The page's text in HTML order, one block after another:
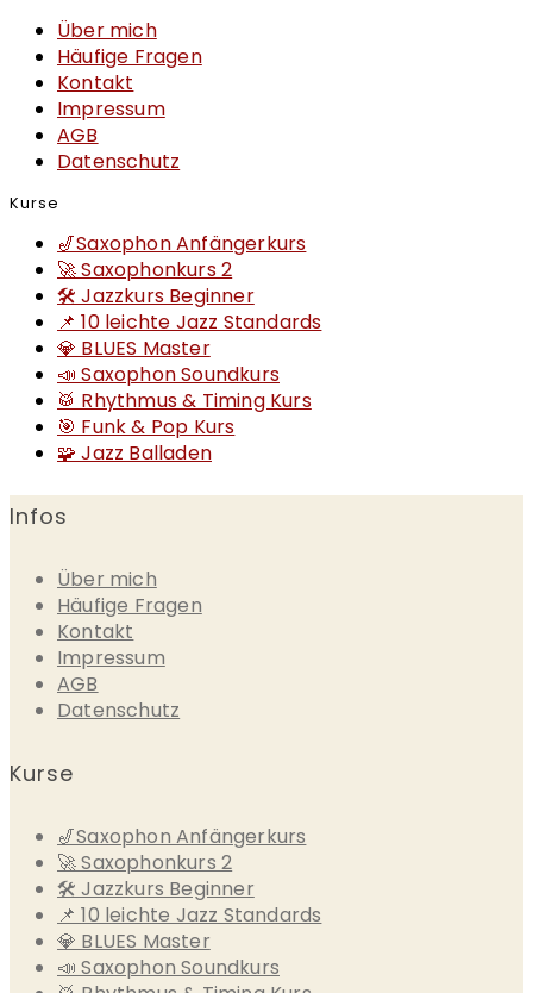
Über mich
Häufige Fragen
Kontakt
Impressum
AGB
Datenschutz
Kurse
🎷Saxophon Anfängerkurs
🚀 Saxophonkurs 2
🛠 Jazzkurs Beginner
📌 10 leichte Jazz Standards
💎 BLUES Master
📣 Saxophon Soundkurs
🥁 Rhythmus & Timing Kurs
🎯 Funk & Pop Kurs
🧩 Jazz Balladen
Infos
Über mich
Häufige Fragen
Kontakt
Impressum
AGB
Datenschutz
Kurse
🎷Saxophon Anfängerkurs
🚀 Saxophonkurs 2
🛠 Jazzkurs Beginner
📌 10 leichte Jazz Standards
💎 BLUES Master
📣 Saxophon Soundkurs